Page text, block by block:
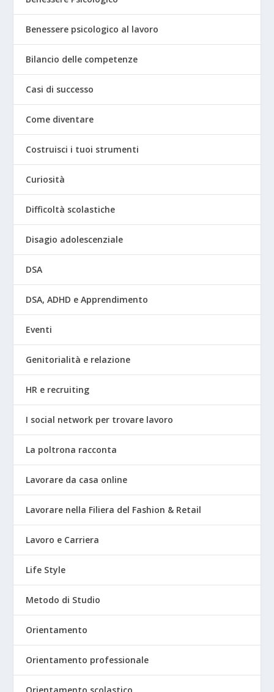
Benessere psicologico al lavoro
Bilancio delle competenze
Casi di successo
Come diventare
Costruisci i tuoi strumenti
Curiosità
Difficoltà scolastiche
Disagio adolescenziale
DSA
DSA, ADHD e Apprendimento
Eventi
Genitorialità e relazione
HR e recruiting
I social network per trovare lavoro
La poltrona racconta
Lavorare da casa online
Lavorare nella Filiera del Fashion & Retail
Lavoro e Carriera
Life Style
Metodo di Studio
Orientamento
Orientamento professionale